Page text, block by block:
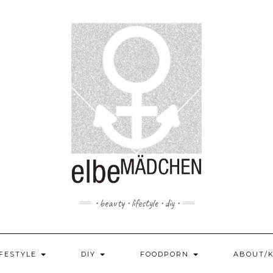
• beauty • lifestyle • diy •
DIY FOODPORN ABOUT/